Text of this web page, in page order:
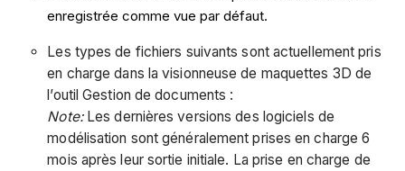
enregistrée comme vue par défaut.
Les types de fichiers suivants sont actuellement pris
en charge dans la visionneuse de maquettes 3D de
l’outil Gestion de documents :
Note: Les dernières versions des logiciels de
modélisation sont généralement prises en charge 6
mois après leur sortie initiale. La prise en charge de